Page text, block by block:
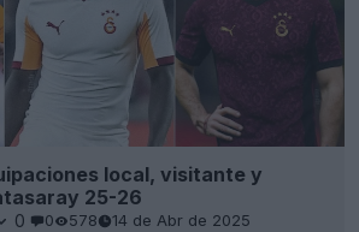
local, visitante y
25-26
0 0 578 14 de Abr de 2025